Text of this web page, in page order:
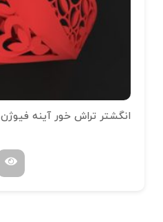
انگشتر تراش خور آینه فیوژن R-T-13